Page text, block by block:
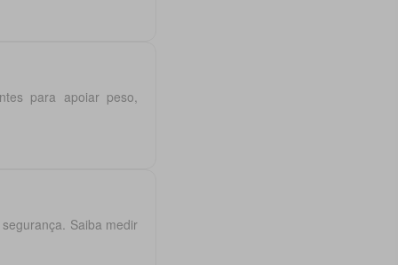
para apoiar peso,
Saiba medir